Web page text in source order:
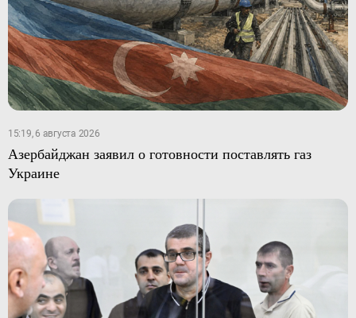
15:19, 6 августа 2026
Азербайджан заявил о готовности поставлять газ
Украине